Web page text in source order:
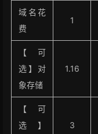
域名花
费
1
【可
选】对
象存储
1.16
【可
选】
3